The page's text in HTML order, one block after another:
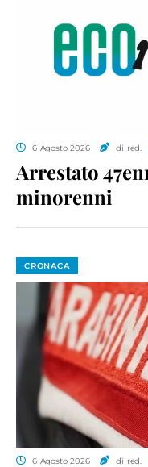
6 Agosto 2026 di red.
Arrestato
minorenni
CRONACA
6 Agosto 2026 di red.